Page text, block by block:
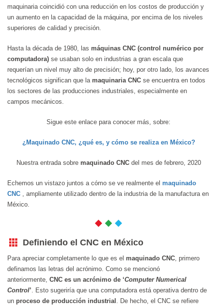
maquinaria coincidió con una reducción en los costos de producción y
un aumento en la capacidad de la máquina, por encima de los niveles
superiores de calidad y precisión.
Hasta la década de 1980, las máquinas CNC (control numérico por
computadora) se usaban solo en industrias a gran escala que
requerían un nivel muy alto de precisión; hoy, por otro lado, los avances
tecnológicos significan que la maquinaria CNC se encuentra en todos
los sectores de las producciones industriales, especialmente en
campos mecánicos.
Sigue este enlace para conocer más, sobre:
¿Maquinado CNC, ¿qué es, y cómo se realiza en México?
Nuestra entrada sobre maquinado CNCdel mes de febrero, 2020
Echemos un vistazo juntos a cómo se ve realmente el maquinado
CNC , ampliamente utilizado dentro de la industria de la manufactura en
México.
Definiendo el CNC en México
Para apreciar completamente lo que es el maquinado CNC, primero
definamos las letras del acrónimo. Como se mencionó
anteriormente, CNC es un acrónimo de ‘Computer Numerical
Control’. Esto sugeriría que una computadora está operativa dentro de
un proceso de producción industrial . De hecho, el CNC se refiere